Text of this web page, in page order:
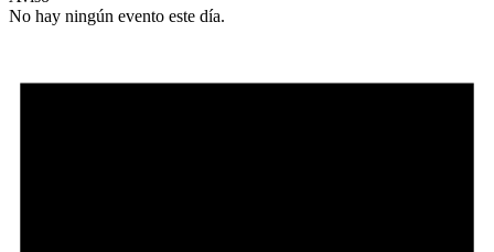
No hay ningún evento este día.